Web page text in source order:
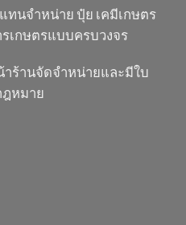
ทนจำหน่าย ปุ๋ย เคมีเกษตร
เกษตรแบบครบวงจร
าร้านจัดจำหน่ายและมีใบ
หมาย